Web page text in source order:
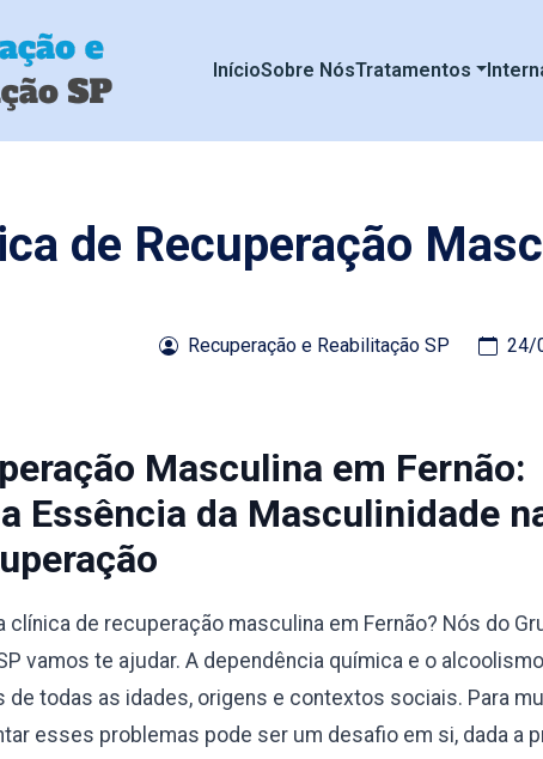
InícioSobre NósTratamentos
de Recuperação
Recuperação e Reabilitação SP 24/
Masculina em Fernão:
Essência da Masculinidade
clínica de recuperação masculina em Fernão? Nós do
vamos te ajudar. A dependência química e o
todas as idades, origens e contextos sociais. Para
esses problemas pode ser um desafio em si, dada a